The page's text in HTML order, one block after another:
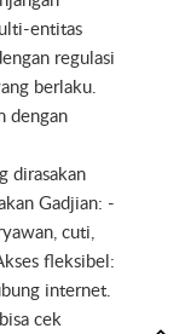
entitas
regulasi
berlaku.
dengan
dirasakan
Gadjian: -
cuti,
fleksibel:
internet.
cek